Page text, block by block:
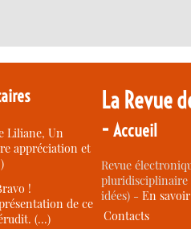
Liliane, Un
appréciation et
!
de ce
(…)
La Revue
-Accueil
Revue
idées) -En
Contacts